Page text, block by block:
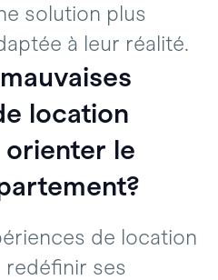
solution plus
à leur réalité.
location
le
de location
redéfinir ses